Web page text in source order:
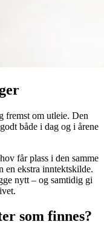
fremst om utleie. Den
både i dag og i årene
får plass i den samme
en ekstra inntektskilde.
nytt – og samtidig gi
som finnes?